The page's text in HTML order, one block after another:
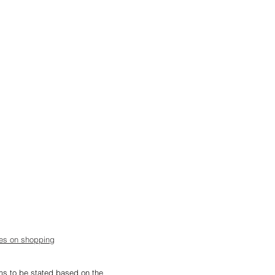
on shopping
to be stated based on the